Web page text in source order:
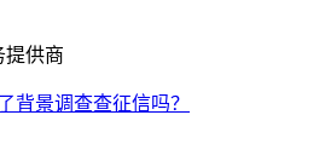
提供商
背景调查查征信吗？